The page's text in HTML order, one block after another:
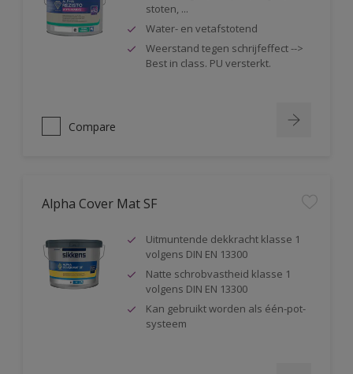
stoten, ...
Water- en vetafstotend
Weerstand tegen schrijfeffect -->
Best in class. PU versterkt.
Compare
Alpha Cover Mat SF
Uitmuntende dekkracht klasse 1
volgens DIN EN 13300
Natte schrobvastheid klasse 1
volgens DIN EN 13300
Kan gebruikt worden als één-pot-
systeem